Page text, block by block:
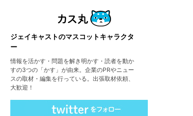
ジェイキャストのマスコットキャラクタ
ー
情報を活かす・問題を解き明かす・読者を動か
すの3つの「かす」が由来。企業のPRやニュー
スの取材・編集を行っている。出張取材依頼、
大歓迎！